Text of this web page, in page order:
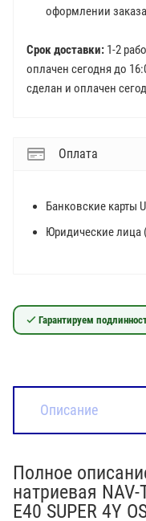
оформлении
Срок доставки: 1-2
оплачен сегодня до
сделан и оплачен
Оплата
Банковские карты
Юридические лица
Гарантируем
Описание
Полное
натриевая
E40 SUPER 4Y